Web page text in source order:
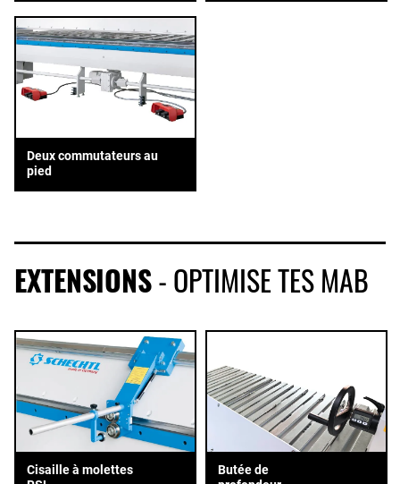
Deux commutateurs au
pied
EXTENSIONS- OPTIMISE TES MAB
Cisaille à molettes
Butée de